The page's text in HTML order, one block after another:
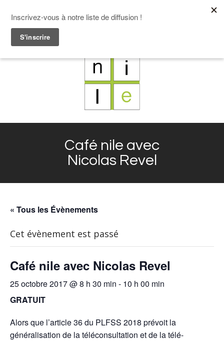
F L X I
Café nile avec
Nicolas Revel
« Tous les Évènements
Cet évènement est passé
Café nile avec Nicolas Revel
25 octobre 2017 @ 8 h 30 min - 10 h 00 min
GRATUIT
Alors que l’article 36 du PLFSS 2018 prévoit la
généralisation de la téléconsultation et de la télé-